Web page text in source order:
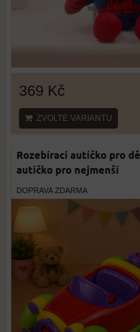
369 Kč
ZVOLTE VARIANTU
Rozebírací autíčko pro
autíčko pro nejmenší
DOPRAVA ZDARMA